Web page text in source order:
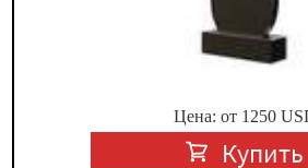
Цена: от 1250
Купить